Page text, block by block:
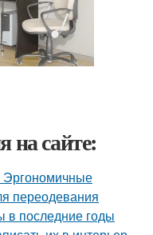
на сайте:
Эргономичные
переодевания
в последние годы